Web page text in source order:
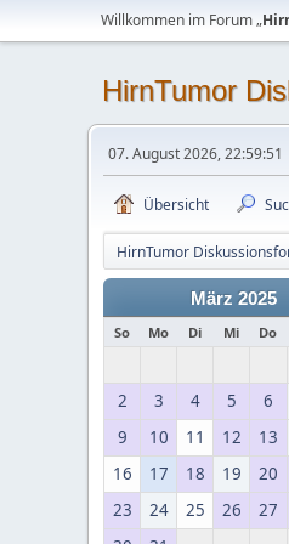
Willkommen im Forum „
HirnTumor
07. August 2026, 22:59:51
Übersicht
HirnTumor
März 2025
So Mo Di Mi Do
2
3 4 5 6
9
10 11 12 13
16
17 18 19 20
23
24 25 26 27